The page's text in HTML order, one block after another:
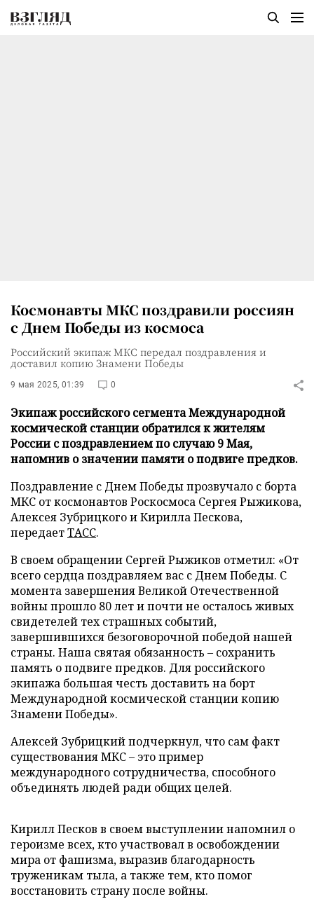
Космонавты МКС поздравили россиян
с Днем Победы из космоса
Российский экипаж МКС передал поздравления и
доставил копию Знамени Победы
9 мая 2025, 01:39 0
Экипаж российского сегмента Международной
космической станции обратился к жителям
России с поздравлением по случаю 9 Мая,
напомнив о значении памяти о подвиге предков.
Поздравление с Днем Победы прозвучало с борта
МКС от космонавтов Роскосмоса Сергея Рыжикова,
Алексея Зубрицкого и Кирилла Пескова,
передаетТАСС.
В своем обращении Сергей Рыжиков отметил: «От
всего сердца поздравляем вас с Днем Победы. С
момента завершения Великой Отечественной
войны прошло 80 лет и почти не осталось живых
свидетелей тех страшных событий,
завершившихся безоговорочной победой нашей
страны. Наша святая обязанность – сохранить
память о подвиге предков. Для российского
экипажа большая честь доставить на борт
Международной космической станции копию
Знамени Победы».
Алексей Зубрицкий подчеркнул, что сам факт
существования МКС – это пример
международного сотрудничества, способного
объединять людей ради общих целей.
Кирилл Песков в своем выступлении напомнил о
героизме всех, кто участвовал в освобождении
мира от фашизма, выразив благодарность
труженикам тыла, а также тем, кто помог
восстановить страну после войны.